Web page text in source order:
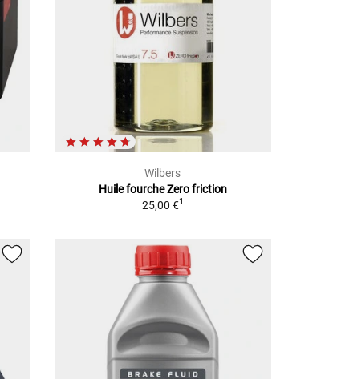
Wilbers
Huile fourche Zero friction
25,00 €1